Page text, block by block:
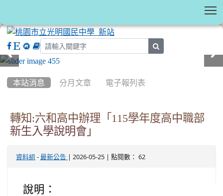
本站消息 分月文章 電子報列表
轉知:六和高中辦理「115學年度高中職部
新生入學說明會」
資料組 - 最新公告 | 2026-05-25 | 點閱數： 62
說明：